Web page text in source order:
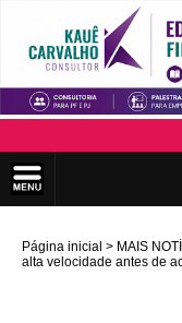
Página inicial MAIS
alta velocidade antes de